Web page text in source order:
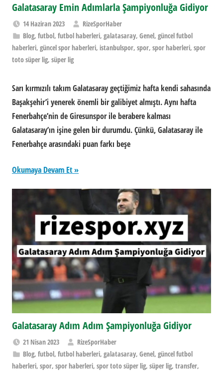
Galatasaray Emin Adımlarla Şampiyonluğa Gidiyor
14 Haziran 2023
RizeSporHaber
Blog,futbol,futbol haberleri,galatasaray,Genel,güncel futbol
haberleri, güncel spor haberleri, istanbulspor, spor, spor haberleri, spor
toto süper lig, süper lig
Sarı kırmızılı takım Galatasaray geçtiğimiz hafta kendi sahasında
Başakşehir’i yenerek önemli bir galibiyet almıştı. Aynı hafta
Fenerbahçe’nin de Giresunspor ile berabere kalması
Galatasaray’ın işine gelen bir durumdu. Çünkü, Galatasaray ile
Fenerbahçe arasındaki puan farkı beşe
Okumaya Devam Et
Galatasaray Adım Adım Şampiyonluğa Gidiyor
21 Nisan 2023
RizeSporHaber
Blog,futbol,futbol haberleri,galatasaray,Genel,güncel futbol
haberleri, spor, spor haberleri, spor toto süper lig, süper lig, transfer,